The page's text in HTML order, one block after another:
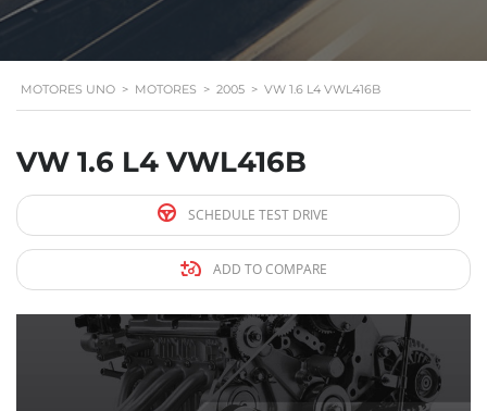
MOTORES UNO > MOTORES > 2005 > VW 1.6 L4 VWL416B
VW 1.6 L4 VWL416B
SCHEDULE TEST DRIVE
ADD TO COMPARE